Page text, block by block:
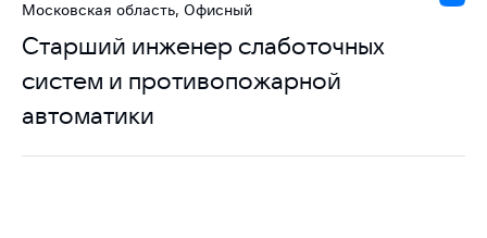
Старший инженер слаботочных
систем и противопожарной
автоматики
Московская область, Офисный